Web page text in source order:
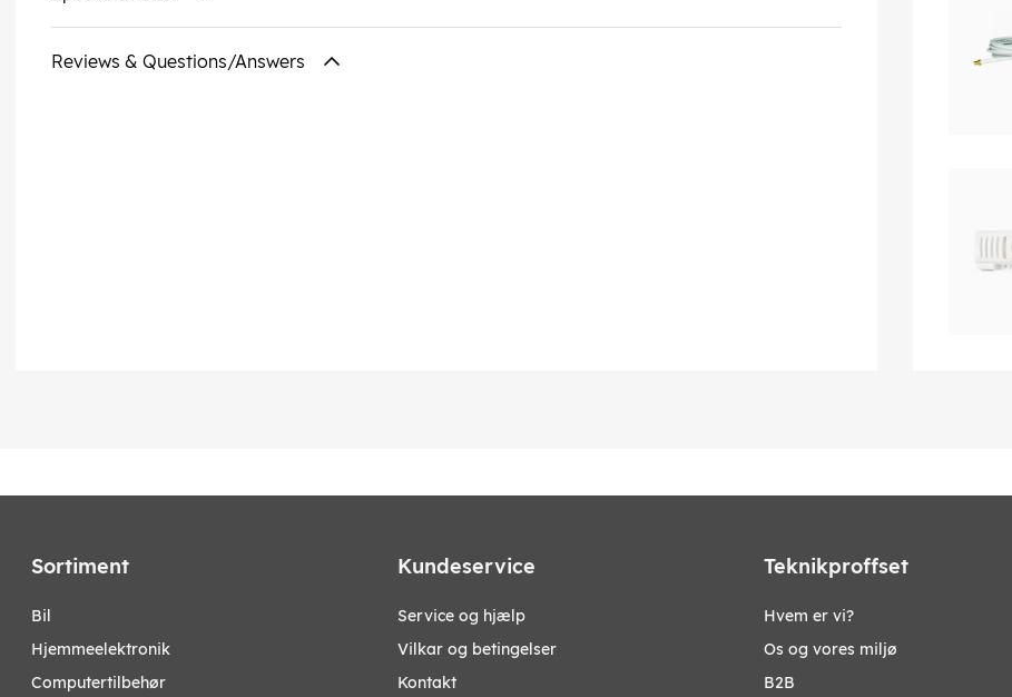
Reviews & Questions/Answers
Sortiment
bil
hjemmeelektronik
computertilbehør
Kundeservice
Service og hjælp
Vilkar og betingelser
Kontakt
Teknikproffset
Hvem er vi?
Os og vores miljø
B2B